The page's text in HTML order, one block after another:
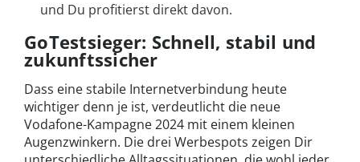
und Du profitierst direkt davon.
GoTestsieger: Schnell, stabil und
zukunftssicher
Dass eine stabile Internetverbindung heute
wichtiger denn je ist, verdeutlicht die neue
Vodafone-Kampagne 2024 mit einem kleinen
Augenzwinkern. Die drei Werbespots zeigen Dir